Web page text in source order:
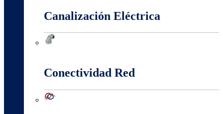
Canalización Eléctrica
Conectividad Red